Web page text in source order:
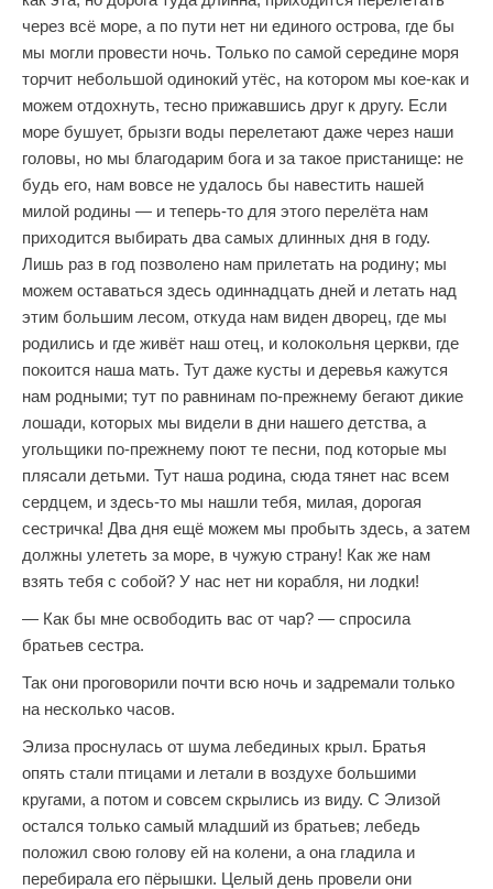
через всё море, а по пути нет ни единого острова, где бы
мы могли провести ночь. Только по самой середине моря
торчит небольшой одинокий утёс, на котором мы кое-как и
можем отдохнуть, тесно прижавшись друг к другу. Если
море бушует, брызги воды перелетают даже через наши
головы, но мы благодарим бога и за такое пристанище: не
будь его, нам вовсе не удалось бы навестить нашей
милой родины — и теперь-то для этого перелёта нам
приходится выбирать два самых длинных дня в году.
Лишь раз в год позволено нам прилетать на родину; мы
можем оставаться здесь одиннадцать дней и летать над
этим большим лесом, откуда нам виден дворец, где мы
родились и где живёт наш отец, и колокольня церкви, где
покоится наша мать. Тут даже кусты и деревья кажутся
нам родными; тут по равнинам по-прежнему бегают дикие
лошади, которых мы видели в дни нашего детства, а
угольщики по-прежнему поют те песни, под которые мы
плясали детьми. Тут наша родина, сюда тянет нас всем
сердцем, и здесь-то мы нашли тебя, милая, дорогая
сестричка! Два дня ещё можем мы пробыть здесь, а затем
должны улететь за море, в чужую страну! Как же нам
взять тебя с собой? У нас нет ни корабля, ни лодки!
— Как бы мне освободить вас от чар? — спросила
братьев сестра.
Так они проговорили почти всю ночь и задремали только
на несколько часов.
Элиза проснулась от шума лебединых крыл. Братья
опять стали птицами и летали в воздухе большими
кругами, а потом и совсем скрылись из виду. С Элизой
остался только самый младший из братьев; лебедь
положил свою голову ей на колени, а она гладила и
перебирала его пёрышки. Целый день провели они